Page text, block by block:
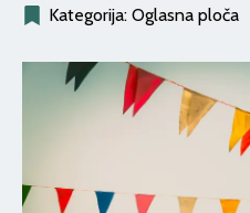
Kategorija: Oglasna ploča